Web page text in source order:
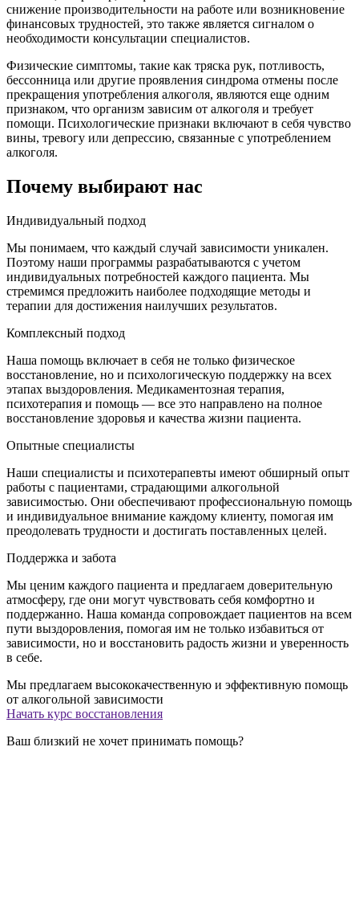
снижение производительности на работе или возникновение
финансовых трудностей, это также является сигналом о
необходимости консультации специалистов.
Физические симптомы, такие как тряска рук, потливость,
бессонница или другие проявления синдрома отмены после
прекращения употребления алкоголя, являются еще одним
признаком, что организм зависим от алкоголя и требует
помощи. Психологические признаки включают в себя чувство
вины, тревогу или депрессию, связанные с употреблением
алкоголя.
Почему выбирают нас
Индивидуальный подход
Мы понимаем, что каждый случай зависимости уникален.
Поэтому наши программы разрабатываются с учетом
индивидуальных потребностей каждого пациента. Мы
стремимся предложить наиболее подходящие методы и
терапии для достижения наилучших результатов.
Комплексный подход
Наша помощь включает в себя не только физическое
восстановление, но и психологическую поддержку на всех
этапах выздоровления. Медикаментозная терапия,
психотерапия и помощь — все это направлено на полное
восстановление здоровья и качества жизни пациента.
Опытные специалисты
Наши специалисты и психотерапевты имеют обширный опыт
работы с пациентами, страдающими алкогольной
зависимостью. Они обеспечивают профессиональную помощь
и индивидуальное внимание каждому клиенту, помогая им
преодолевать трудности и достигать поставленных целей.
Поддержка и забота
Мы ценим каждого пациента и предлагаем доверительную
атмосферу, где они могут чувствовать себя комфортно и
поддержанно. Наша команда сопровождает пациентов на всем
пути выздоровления, помогая им не только избавиться от
зависимости, но и восстановить радость жизни и уверенность
в себе.
Мы предлагаем высококачественную и эффективную помощь
от алкогольной зависимости
Начать курс восстановления
Ваш близкий не хочет принимать помощь?